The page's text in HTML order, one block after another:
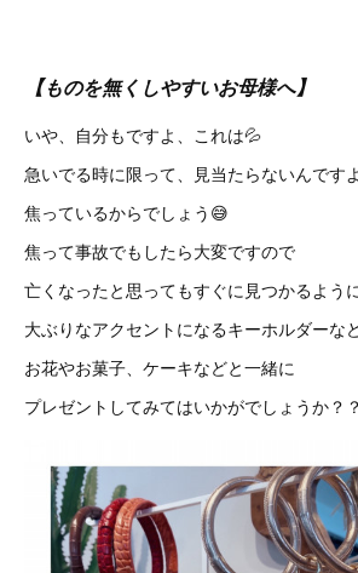
【ものを無くしやすいお母様へ】
いや、自分もですよ、これは💦
急いでる時に限って、見当たらないんです
焦っているからでしょう😅
焦って事故でもしたら大変ですので
亡くなったと思ってもすぐに見つかるように
大ぶりなアクセントになるキーホルダーな
お花やお菓子、ケーキなどと一緒に
プレゼントしてみてはいかがでしょうか？？